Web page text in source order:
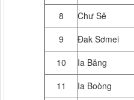
8
Chư Sê
9
Đak Sơmei
10
Ia Băng
11
Ia Boòng